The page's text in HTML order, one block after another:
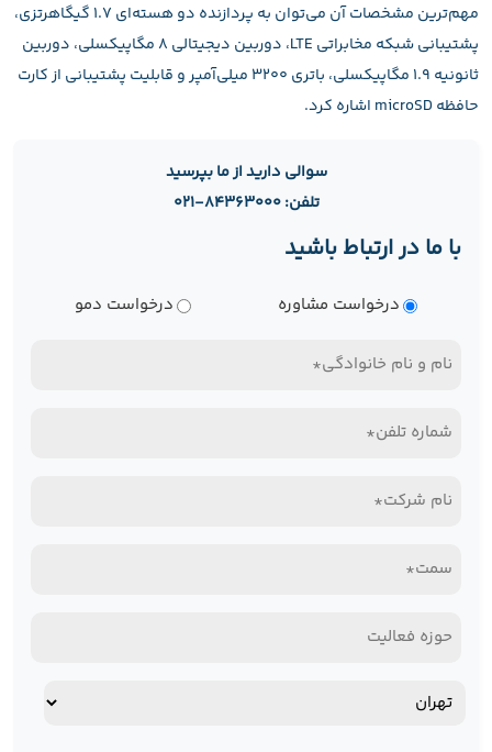
مهم‌ترین مشخصات آن می‌توان به پردازنده دو هسته‌ای ۱.۷ گیگاهرتزی،
پشتیبانی شبکه مخابراتی LTE، دوربین دیجیتالی ۸ مگاپیکسلی، دوربین
ثانونیه ۱.۹ مگاپیکسلی، باتری ۳۲۰۰ میلی‌آمپر و قابلیت پشتیبانی از کارت
حافظه microSD اشاره کرد.
سوالی دارید از ما بپرسید
تلفن: ۸۴۳۶۳۰۰۰-۰۲۱
با ما در ارتباط باشید
درخواست مشاوره درخواست دمو
نام
نام
(Required)
تلفن
(Required)نام
(Required)سمت*
حوزه
آدرس